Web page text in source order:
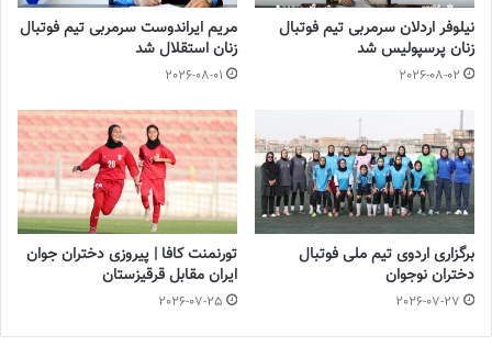
لیگ‌ها و شرایط بازی رو در رو در فصل ۱۴۰۴-۱۴۰۳:
چگونگی رتبه بندی تیم‌ها در جدول مسابقاتی و در پایان رقابت‌های
لیگ‌های تحت پوشش سازمان لیگ و با توجه به سوالات مکرر پیش
آمده از سوی باشگاه‌ها، هیئت‌های فوتبالی استانی و سایر ذینفعان و به
جهت شفافیت هر چه بهتر و بهره برداری از موارد مصوبه فوق، موضوع
مطرح شده به قرار ذیل تشریح می‌گردد:
نحوه رتبه‌بندی تیم‌ها در جدول رده‌بندی پس از پایان یافتن تمامی
نیلوفر اردلان سرمربی تیم فوتبال
زنان پرسپولیس شد
2026-08-02
مریم ایراندوست سرمربی تیم فوتبال
زنان استقلال شد
2026-08-01
برگزاری اردوی تیم ملی فوتبال
دختران نوجوان
2026-07-27
تورنمنت کافا | پیروزی دختران جوان
ایران مقابل قرقیزستان
2026-07-25